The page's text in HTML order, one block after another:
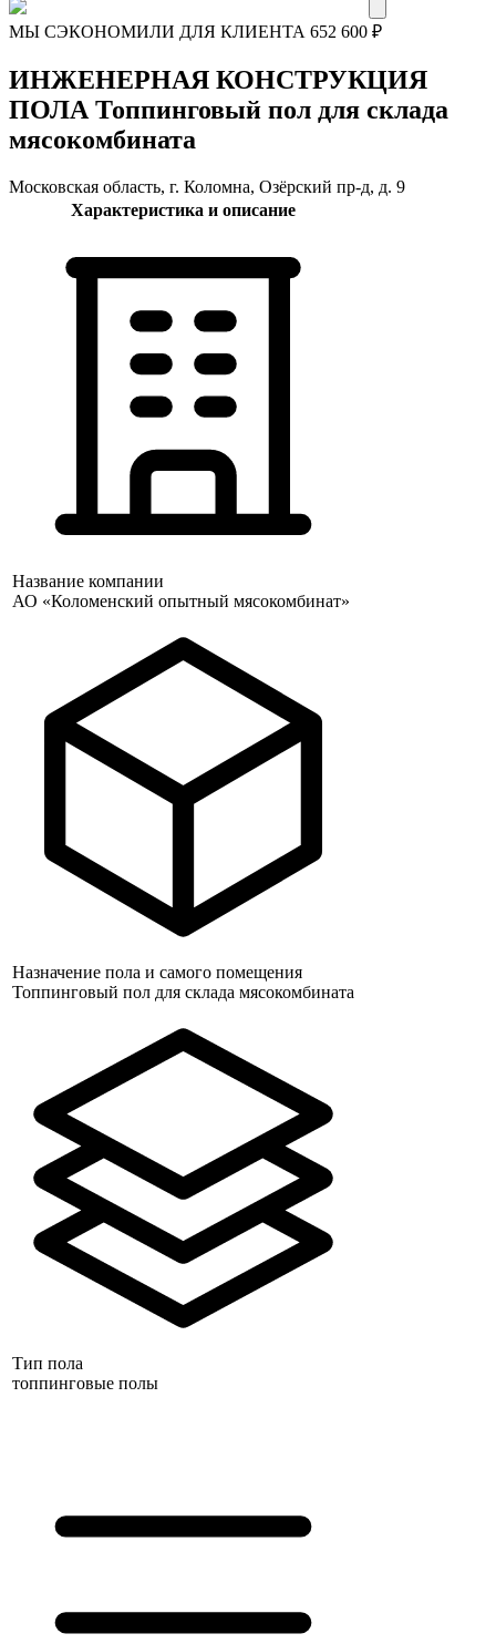
МЫ СЭКОНОМИЛИ ДЛЯ КЛИЕНТА 652 600 ₽
ИНЖЕНЕРНАЯ КОНСТРУКЦИЯ
ПОЛА Топпинговый пол для склада
мясокомбината
Московская область, г. Коломна, Озёрский пр-д, д. 9
Характеристика и описание
Название компании
АО «Коломенский опытный мясокомбинат»
Назначение пола и самого помещения
Топпинговый пол для склада мясокомбината
Тип пола
топпинговые полы